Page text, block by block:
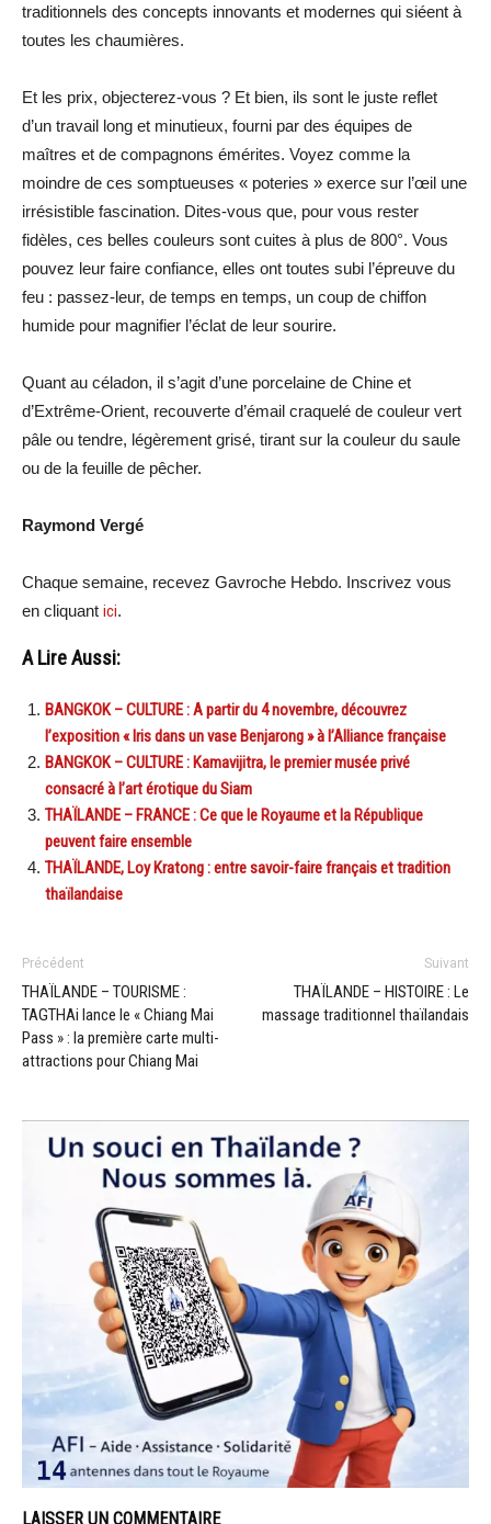
traditionnels des concepts innovants et modernes qui siéent à
toutes les chaumières.
Et les prix, objecterez-vous ? Et bien, ils sont le juste reflet
d’un travail long et minutieux, fourni par des équipes de
maîtres et de compagnons émérites. Voyez comme la
moindre de ces somptueuses « poteries » exerce sur l’œil une
irrésistible fascination. Dites-vous que, pour vous rester
fidèles, ces belles couleurs sont cuites à plus de 800°. Vous
pouvez leur faire confiance, elles ont toutes subi l’épreuve du
feu : passez-leur, de temps en temps, un coup de chiffon
humide pour magnifier l’éclat de leur sourire.
Quant au céladon, il s’agit d’une porcelaine de Chine et
d’Extrême-Orient, recouverte d’émail craquelé de couleur vert
pâle ou tendre, légèrement grisé, tirant sur la couleur du saule
ou de la feuille de pêcher.
Raymond Vergé
Chaque semaine, recevez Gavroche Hebdo. Inscrivez vous
en cliquant ici.
A Lire Aussi:
BANGKOK – CULTURE : A partir du 4 novembre, découvrez
l’exposition « Iris dans un vase Benjarong » à l’Alliance française
BANGKOK – CULTURE : Kamavijitra, le premier musée privé
consacré à l’art érotique du Siam
THAÏLANDE – FRANCE : Ce que le Royaume et la République
peuvent faire ensemble
THAÏLANDE, Loy Kratong : entre savoir-faire français et tradition
thaïlandaise
Précédent
THAÏLANDE – TOURISME :
TAGTHAi lance le « Chiang Mai
Pass » : la première carte multi-
attractions pour Chiang Mai
Suivant
THAÏLANDE – HISTOIRE : Le
massage traditionnel thaïlandais
LAISSER UN COMMENTAIRE